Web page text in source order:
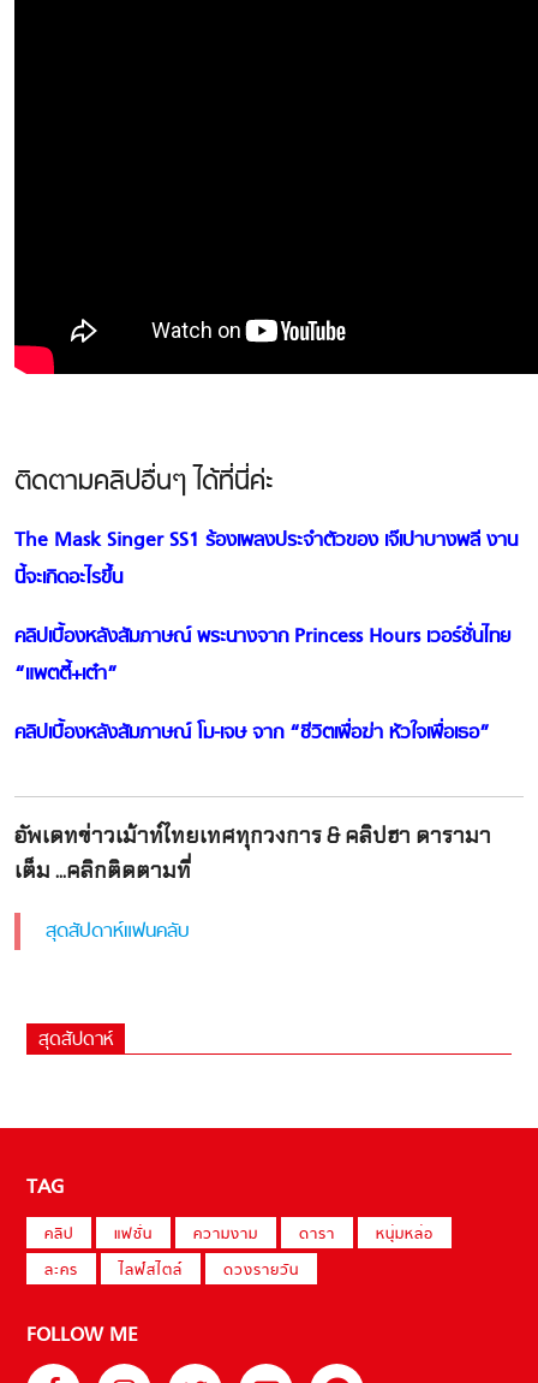
ติดตามคลิปอื่นๆ ได้ที่นี่ค่ะ
The Mask Singer SS1 ร้องเพลงประจำตัวของ เจ๊เปาบางพลี งาน
นี้จะเกิดอะไรขึ้น
คลิปเบื้องหลังสัมภาษณ์ พระนางจาก Princess Hours เวอร์ชั่นไทย
“แพตตี้+เต๋า”
คลิปเบื้องหลังสัมภาษณ์ โม-เจษ จาก “ชีวิตเพื่อฆ่า หัวใจเพื่อเธอ”
อัพเดทข่าวเม้าท์ไทยเทศทุกวงการ & คลิปฮา ดารามา
เต็ม ...คลิกติดตามที่
สุดสัปดาห์แฟนคลับ
สุดสัปดาห์
TAG
คลิป แฟชั่น ความงาม ดารา
หนุ่มหล่อ
ละคร
ไลฟ์สไตล์ ดวงรายวัน
FOLLOW ME